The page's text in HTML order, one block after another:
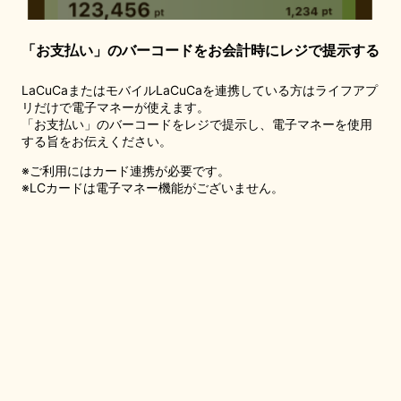
「お支払い」のバーコードをお会計時にレジで提示する
LaCuCaまたはモバイルLaCuCaを連携している方はライフアプ
リだけで電子マネーが使えます。
「お支払い」のバーコードをレジで提示し、電子マネーを使用
する旨をお伝えください。
※ご利用にはカード連携が必要です。
※LCカードは電子マネー機能がございません。